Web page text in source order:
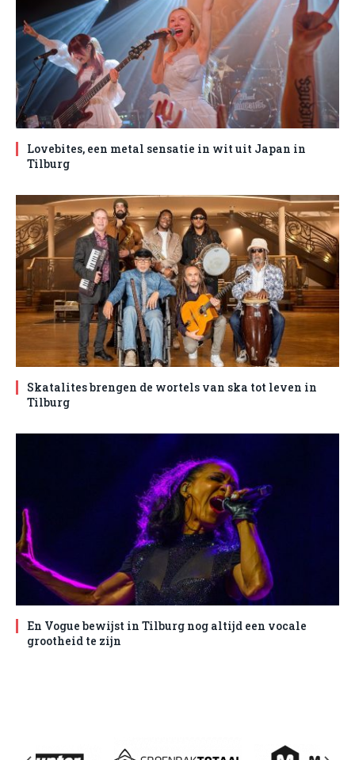
Lovebites, een metal sensatie in wit uit Japan in
Tilburg
Skatalites brengen de wortels van ska tot leven in
Tilburg
En Vogue bewijst in Tilburg nog altijd een vocale
grootheid te zijn